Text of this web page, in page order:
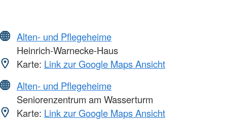
Alten- und Pflegeheime
Heinrich-Warnecke-Haus
Karte: Link zur Google Maps Ansicht
Alten- und Pflegeheime
Seniorenzentrum am Wasserturm
Karte: Link zur Google Maps Ansicht